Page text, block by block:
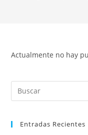
Actualmente no hay
Entradas Recientes